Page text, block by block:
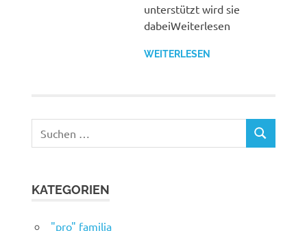
unterstützt wird sie
dabeiWeiterlesen
WEITERLESEN
nach:
SUCHEN
KATEGORIEN
"pro" familia